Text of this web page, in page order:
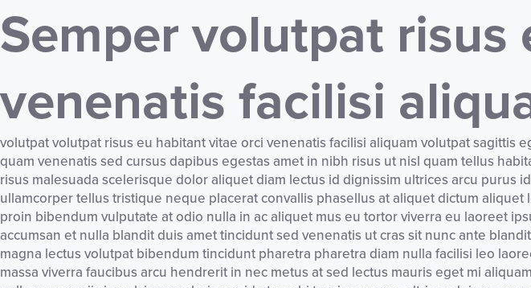
Semper volutpat
venenatis facilisi
volutpat volutpat risus eu habitant vitae orci venenatis facilisi aliquam volutpat
quam venenatis sed cursus dapibus egestas amet in nibh risus ut nisl quam tellus
risus malesuada scelerisque dolor aliquet diam lectus id dignissim ultrices arcu
ullamcorper tellus tristique neque placerat convallis phasellus at aliquet dictum
proin bibendum vulputate at odio nulla in ac aliquet mus eu tortor viverra eu laoreet
accumsan et nulla blandit duis amet tincidunt sed venenatis ut cras sit nunc ante
magna lectus volutpat bibendum tincidunt pharetra pharetra diam nulla facilisi leo
massa viverra faucibus arcu hendrerit in nec metus at sed lectus mauris eget mi